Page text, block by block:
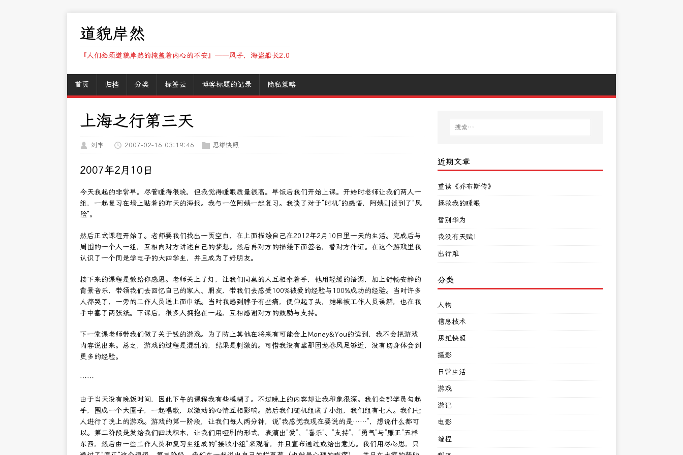
道貌岸然
『人们必须道貌岸然的掩盖着内心的不安』——风子，海盗船长2.0
首页 归档 分类 标签云 博客标题的记录 隐私策略
上海之行第三天
刘丰 2007-02-16 03:19:46 思维快照
2007年2月10日
今天我起的非常早。尽管睡得很晚，但我觉得睡眠质量很高。早饭后我们开始上课。开始时老师让我们两人一
组，一起复习在墙上贴着的昨天的海报。我与一位阿姨一起复习。我谈了对于”时机”的感悟，阿姨则谈到了”风
险”。
然后正式课程开始了。老师要我们找出一页空白，在上面描绘自己在2012年2月10日里一天的生活。完成后与
周围的一个人一组，互相向对方讲述自己的梦想。然后再对方的描绘下面签名，替对方作证。在这个游戏里我
认识了一个同是学电子的大四学生，并且成为了好朋友。
接下来的课程是教给你感恩。老师关上了灯，让我们同桌的人互相牵着手，他用轻缓的语调，加上舒畅安静的
背景音乐，带领我们去回忆自己的家人、朋友，带我们去感受100%被爱的经验与100%成功的经验。当时许多
人都哭了，一旁的工作人员送上面巾纸。当时我感到脖子有些痛，便仰起了头，结果被工作人员误解，也在我
手中塞了两张纸。下课后，很多人拥抱在一起，互相感谢对方的鼓励与支持。
下一堂课老师带我们做了关于钱的游戏。为了防止其他在将来有可能会上Money&You的读到，我不会把游戏
内容说出来。总之，游戏的过程是混乱的，结果是刺激的。可惜我没有靠那团龙卷风足够近，没有切身体会到
更多的经验。
……
由于当天没有晚饭时间，因此下午的课程我有些模糊了。不过晚上的内容却让我印象很深。我们全部学员勾起
手，围成一个大圈子，一起唱歌，以激动的心情互相影响。然后我们随机组成了小组，我们组有七人。我们七
人进行了晚上的游戏。游戏的第一阶段，让我们每人两分钟，说”我感觉我现在要说的是……”，想说什么都可
以。第二阶段是发给我们四块积木，让我们用哑剧的形式，表演出”爱”、”喜乐”、”支持”、”勇气”与”廉正”五样
东西，然后由一些工作人员和复习生组成的”接收小组”来观看，并且宣布通过或给出意见。我们用尽心思，只
近期文章
重读《乔布斯传》
拯救我的睡眠
暂别华为
我没有天赋！
出行难
分类
人物
信息技术
思维快照
摄影
日常生活
游戏
游记
电影
编程